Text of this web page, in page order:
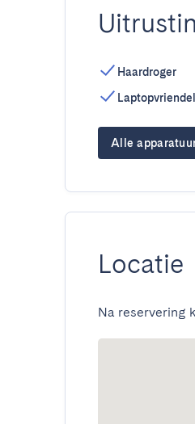
Haardroger
Alle
Locatie
Na reservering